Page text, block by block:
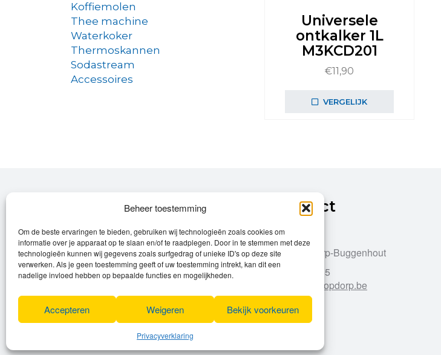
Beheer toestemming
Om de beste ervaringen te bieden, gebruiken wij technologieën zoals cookies om
informatie over je apparaat op te slaan en/of te raadplegen. Door in te stemmen met deze
technologieën kunnen wij gegevens zoals surfgedrag of unieke ID's op deze site
verwerken. Als je geen toestemming geeft of uw toestemming intrekt, kan dit een
nadelige invloed hebben op bepaalde functies en mogelijkheden.
Accepteren Weigeren Bekijk voorkeuren
Privacyverklaring
Koffiemolen
Thee machine
Waterkoker
Thermoskannen
Sodastream
Accessoires
Universele
ontkalker 1L
M3KCD201
€11,90
VERGELIJK
Over Leroy
Leroy verzorgt de verkoop, het onderhoud
en eventuele herstellingen van
(elektrische) fietsen en elektro toestellen.
Algemene voorwaarden
Cookies
Contact
Dries 43
9255 Opdorp-Buggenhout
052/33.27.85
info@leroy-opdorp.be